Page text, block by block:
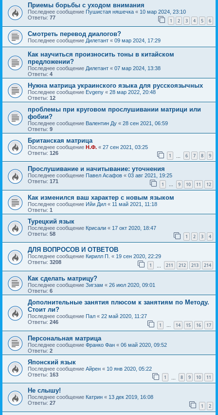
Приемы борьбы с уходом внимания
Последнее сообщение Пушистая няшечка « 10 мар 2024, 23:10
Ответы: 77 1 2 3 4 5 6
Смотреть перевод диалогов?
Последнее сообщение Дилетант « 09 мар 2024, 17:29
Как научиться произносить тоны в китайском
предложении?
Последнее сообщение Дилетант « 07 мар 2024, 13:38
Ответы: 4
Нужна матрица украинского языка для русскоязычных
Последнее сообщение Evgeny « 28 мар 2022, 20:48
Ответы: 12
проблемы при круговом прослушивании матрици или
фобии?
Последнее сообщение Валентин Ду « 28 сен 2021, 06:59
Ответы: 9
Британская матрица
Последнее сообщение Н.Ф. « 27 сен 2021, 03:25
Ответы: 126 1 6 7 8 9
Прослушивание и начитывание: уточнения
Последнее сообщение Павел Асафов « 03 авг 2021, 19:25
Ответы: 171 1 … 9 10 11 12
Как изменился ваш характер с новым языком
Последнее сообщение Ийи Дил « 11 май 2021, 11:18
Ответы: 1
Турецкий язык
Последнее сообщение Крисали « 17 окт 2020, 18:47
Ответы: 58 1 2 3 4
ДЛЯ ВОПРОСОВ И ОТВЕТОВ
Последнее сообщение Кирилл П. « 19 сен 2020, 22:29
Ответы: 3208 1 211 212 213 214
Как сделать матрицу?
Последнее сообщение Зигзам « 26 июл 2020, 09:01
Ответы: 6
Дополнительные занятия плюсом к занятиям по Методу.
Стоит ли?
Последнее сообщение Пал « 22 май 2020, 11:27
Ответы: 246 1 … 14 15 16 17
Персональная матрица
Последнее сообщение Франко Фан « 06 май 2020, 09:52
Ответы: 2
Японский язык
Последнее сообщение Айрен « 10 янв 2020, 05:22
Ответы: 163 1 8 9 10 11
Не слышу!
Последнее сообщение Катрин « 13 дек 2019, 16:08
Ответы: 27 1 2